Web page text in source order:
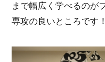
まで幅広く学べるのが
専攻の良いところです！